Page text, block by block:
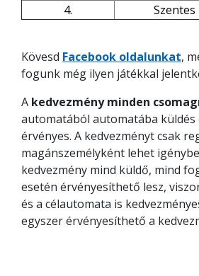
4.
Szentes
Kövesd Facebook oldalunkat,
fogunk még ilyen játékkal
A kedvezmény minden
automatából automatába küldés
érvényes. A kedvezményt csak
magánszemélyként lehet
kedvezmény mind küldő, mind
esetén érvényesíthető lesz,
és a célautomata is
egyszer érvényesíthető a